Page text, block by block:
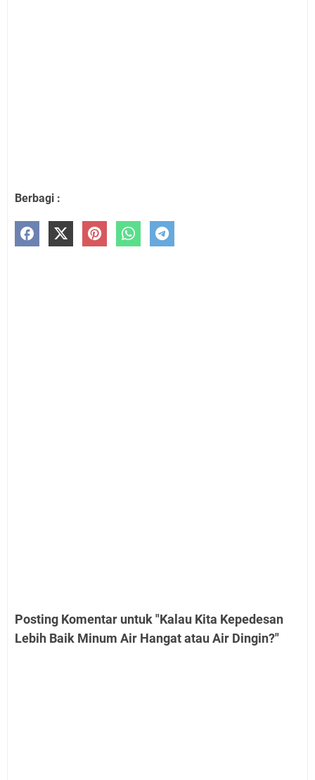
Berbagi :
Posting Komentar untuk "Kalau Kita Kepedesan
Lebih Baik Minum Air Hangat atau Air Dingin?"